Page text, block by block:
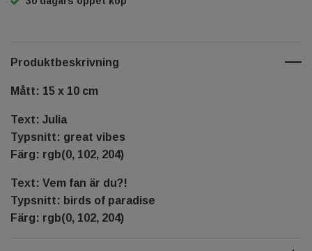
Produktbeskrivning
Mått: 15 x 10 cm
Text: Julia
Typsnitt: great vibes
Färg: rgb(0, 102, 204)
Text: Vem fan är du?!
Typsnitt: birds of paradise
Färg: rgb(0, 102, 204)